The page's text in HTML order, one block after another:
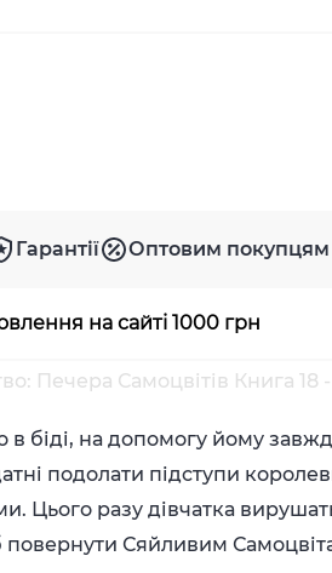
Гарантії Оптовим покупцям
на сайті 1000 грн
Печера Самоцвітів Книга 18
в біді, на допомогу йому
подолати підступи
Цього разу дівчатка
Сяйливим